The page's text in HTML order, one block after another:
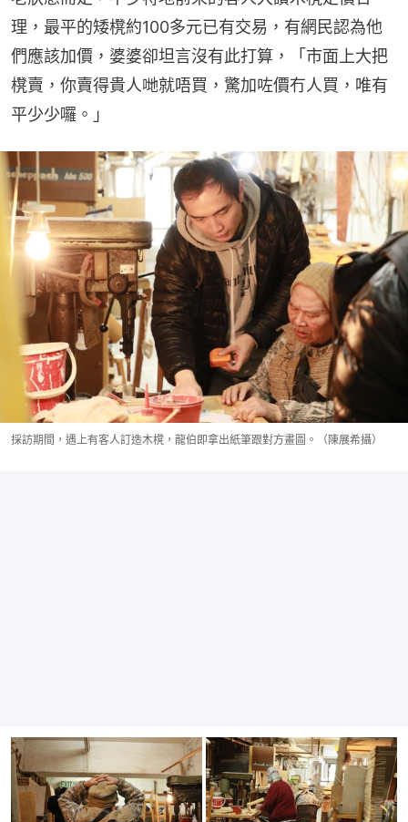
理，最平的矮櫈約100多元已有交易，有網民認為他
們應該加價，婆婆卻坦言沒有此打算，「市面上大把
櫈賣，你賣得貴人哋就唔買，驚加咗價冇人買，唯有
平少少囉。」
採訪期間，遇上有客人訂造木櫈，龍伯即拿出紙筆跟對方畫圖。（陳展希攝）